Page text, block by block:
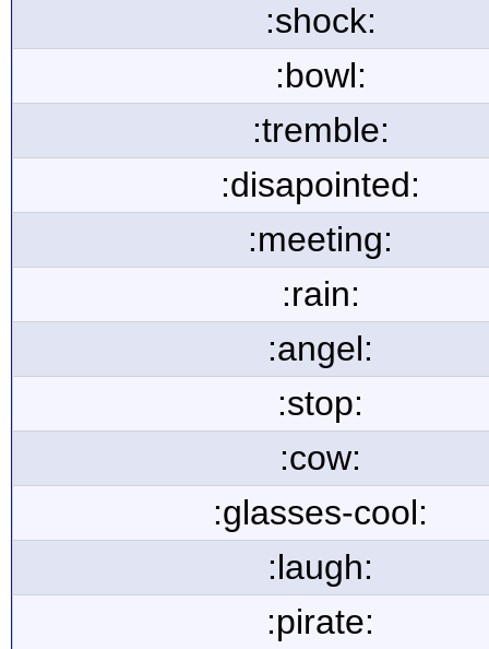
:shock:
:bowl:
:tremble:
:disapointed:
:meeting:
:rain:
:angel:
:stop:
:cow:
:glasses-cool:
:laugh:
:pirate: